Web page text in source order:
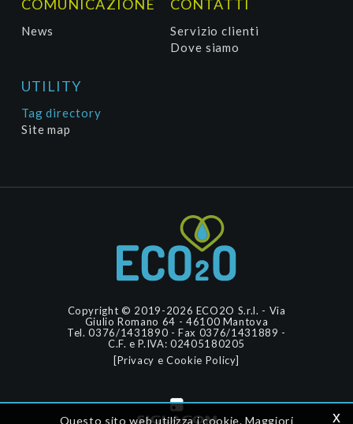
COMUNICAZIONE
News
CONTATTI
Servizio clienti
Dove siamo
UTILITY
Tag directory
Site map
Copyright © 2019-2026 ECO2O S.r.l. - Via
Giulio Romano 64 - 46100 Mantova
Tel. 0376/1431890 - Fax 0376/1431889 -
C.F. e P.IVA: 02405180205
[Privacy e Cookie Policy]
x
Questo sito web utilizza i cookie. Maggiori